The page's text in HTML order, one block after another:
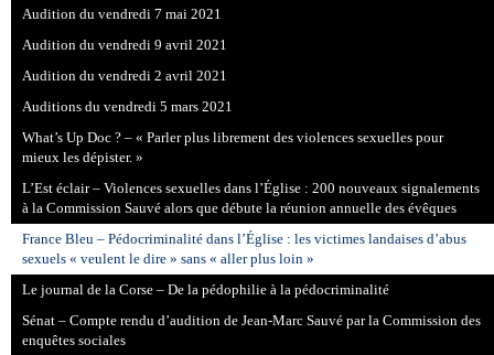
Audition du vendredi 7 mai 2021
Audition du vendredi 9 avril 2021
Audition du vendredi 2 avril 2021
Auditions du vendredi 5 mars 2021
What’s Up Doc ? – « Parler plus librement des violences sexuelles pour
mieux les dépister. »
L’Est éclair – Violences sexuelles dans l’Église : 200 nouveaux signalements
à la Commission Sauvé alors que débute la réunion annuelle des évêques
France Bleu – Pédocriminalité dans l’Église : les victimes landaises d’abus
sexuels « veulent le dire » sans « aller plus loin »
Le journal de la Corse – De la pédophilie à la pédocriminalité
Sénat – Compte rendu d’audition de Jean-Marc Sauvé par la Commission des
enquêtes sociales